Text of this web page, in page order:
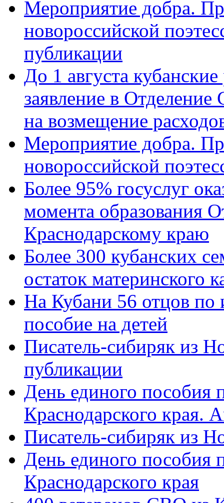
Мероприятие добра.
новороссийской
публикации
До 1 августа
заявление в
на возмещение
Мероприятие добра.
новороссийской
Более 95% госуслуг
момента образования
Краснодарскому краю
Более 300 кубанских
остаток материнского
На Кубани 56 отцов по
пособие на детей
Писатель-сибиряк из
публикации
День единого пособия
Краснодарского края.
Писатель-сибиряк из
День единого пособия
Краснодарского края